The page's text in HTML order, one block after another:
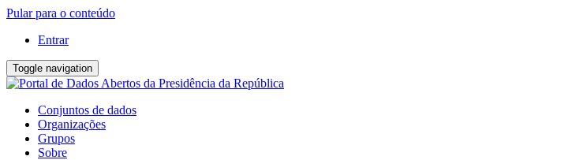
Pular para o conteúdo
Entrar
Toggle navigation
Conjuntos de dados
Organizações
Grupos
Sobre